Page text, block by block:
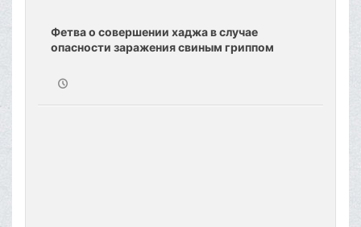
Фетва о совершении хаджа в случае
опасности заражения свиным гриппом